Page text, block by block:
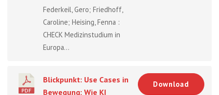
Federkeil, Gero; Friedhoff,
Caroline; Heising, Fenna :
CHECK Medizinstudium in
Europa...
Blickpunkt: Use Cases in
Bewegung: Wie KI
Download